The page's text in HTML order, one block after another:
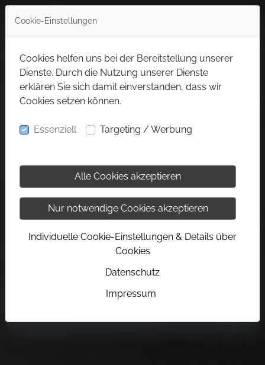
Cookie-Einstellungen
Cookies helfen uns bei der Bereitstellung unserer
Dienste. Durch die Nutzung unserer Dienste
erklären Sie sich damit einverstanden, dass wir
Cookies setzen können.
Essenziell Targeting / Werbung
Alle Cookies akzeptieren
Nur notwendige Cookies akzeptieren
Individuelle Cookie-Einstellungen & Details über
Cookies
Datenschutz
Impressum